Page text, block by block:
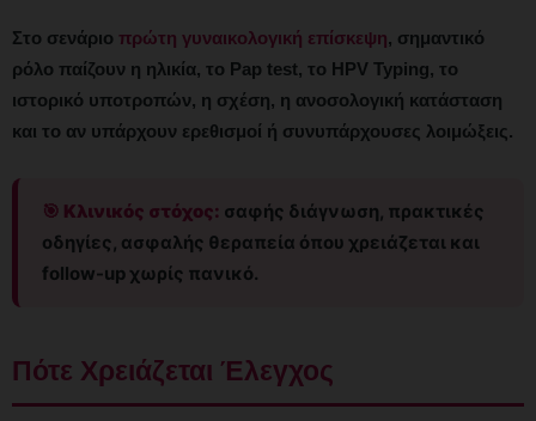
Στο σενάριο πρώτη γυναικολογική επίσκεψη, σημαντικό
ρόλο παίζουν η ηλικία, το Pap test, το HPV Typing, το
ιστορικό υποτροπών, η σχέση, η ανοσολογική κατάσταση
και το αν υπάρχουν ερεθισμοί ή συνυπάρχουσες λοιμώξεις.
🎯 Κλινικός στόχος: σαφής διάγνωση, πρακτικές
οδηγίες, ασφαλής θεραπεία όπου χρειάζεται και
follow-up χωρίς πανικό.
Πότε Χρειάζεται Έλεγχος